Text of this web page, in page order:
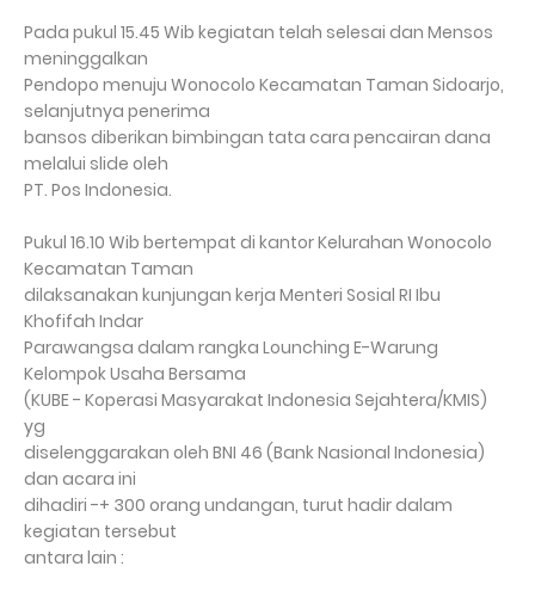
Pada pukul 15.45 Wib kegiatan telah selesai dan Mensos
meninggalkan
Pendopo menuju Wonocolo Kecamatan Taman Sidoarjo,
selanjutnya penerima
bansos diberikan bimbingan tata cara pencairan dana
melalui slide oleh
PT. Pos Indonesia.
Pukul 16.10 Wib bertempat di kantor Kelurahan Wonocolo
Kecamatan Taman
dilaksanakan kunjungan kerja Menteri Sosial RI Ibu
Khofifah Indar
Parawangsa dalam rangka Lounching E-Warung
Kelompok Usaha Bersama
(KUBE - Koperasi Masyarakat Indonesia Sejahtera/KMIS)
yg
diselenggarakan oleh BNI 46 (Bank Nasional Indonesia)
dan acara ini
dihadiri -+ 300 orang undangan, turut hadir dalam
kegiatan tersebut
antara lain :